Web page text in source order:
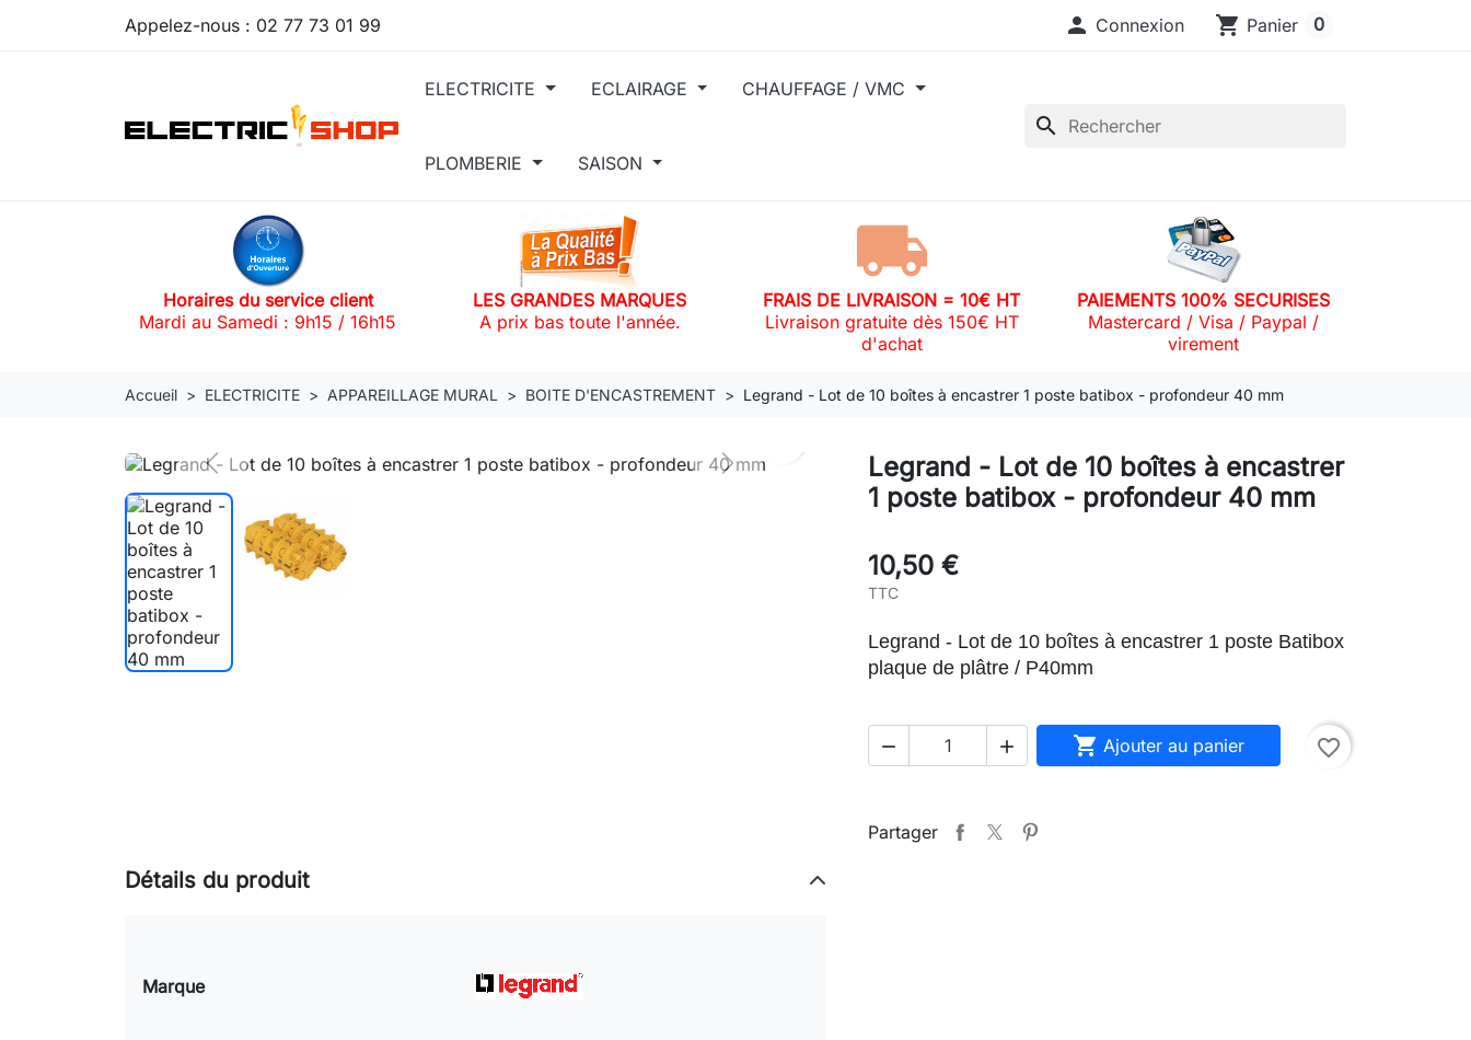
Appelez-nous : 02 77 73 01 99  Connexion shopping_cart Panier 0
ELECTRICITE ECLAIRAGE CHAUFFAGE / VMC
PLOMBERIE SAISON
search
Horaires du service client
Mardi au Samedi : 9h15 / 16h15
LES GRANDES MARQUES
A prix bas toute l'année.
FRAIS DE LIVRAISON = 10€ HT
Livraison gratuite dès 150€ HT
d'achat
PAIEMENTS 100% SECURISES
Mastercard / Visa / Paypal /
virement
Accueil ELECTRICITE APPAREILLAGE MURAL BOITE D'ENCASTREMENT Legrand - Lot de 10 boîtes à encastrer 1 poste batibox - profondeur 40 mm
Previous Next
Legrand - Lot de 10 boîtes à encastrer
1 poste batibox - profondeur 40 mm
10,50 €
TTC
Legrand - Lot de 10 boîtes à encastrer 1 poste Batibox
plaque de plâtre / P40mm
   Ajouter au panier favorite_border
Partager
Détails du produit
Marque